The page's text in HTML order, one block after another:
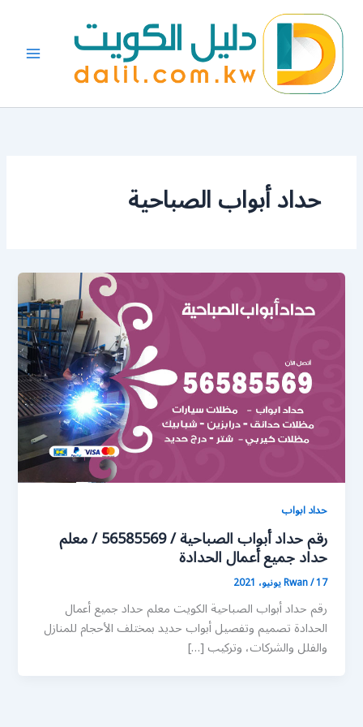
المحتوى
حداد أبواب الصباحية
حداد ابواب
رقم حداد أبواب الصباحية / 56585569 / معلم
حداد جميع أعمال الحدادة
Rwan/17 يونيو، 2021
رقم حداد أبواب الصباحية الكويت معلم حداد جميع أعمال
الحدادة تصميم وتفصيل أبواب حديد بمختلف الأحجام للمنازل
والفلل والشركات، وتركيب […]